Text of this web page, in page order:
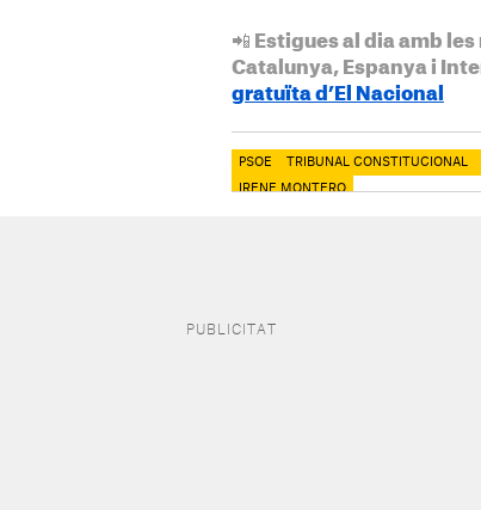
📲 Estigues al dia amb
Catalunya, Espanya i
gratuïta d’El Nacional
PSOE TRIBUNAL CONSTITUCIONAL
IRENE MONTERO